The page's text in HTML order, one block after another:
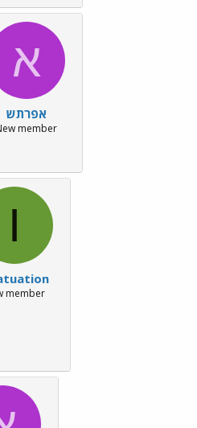
א
אפרתש
member
I
member